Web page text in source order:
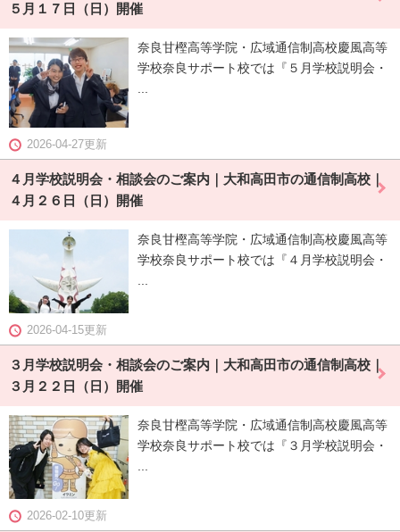
５月１７日（日）開催
奈良甘樫高等学院・広域通信制高校慶風高等
学校奈良サポート校では『５月学校説明会・
2026-04-27更新
４月学校説明会・相談会のご案内｜大和高田市の通信制高校｜
４月２６日（日）開催
奈良甘樫高等学院・広域通信制高校慶風高等
学校奈良サポート校では『４月学校説明会・
2026-04-15更新
３月学校説明会・相談会のご案内｜大和高田市の通信制高校｜
３月２２日（日）開催
奈良甘樫高等学院・広域通信制高校慶風高等
学校奈良サポート校では『３月学校説明会・
2026-02-10更新